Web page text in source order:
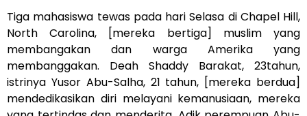
Tiga mahasiswa tewas pada hari Selasa di Chapel Hill,
North Carolina, [mereka bertiga] muslim yang
membangakan dan warga Amerika yang
membanggakan. Deah Shaddy Barakat, 23tahun,
istrinya Yusor Abu-Salha, 21 tahun, [mereka berdua]
mendedikasikan diri melayani kemanusiaan, mereka